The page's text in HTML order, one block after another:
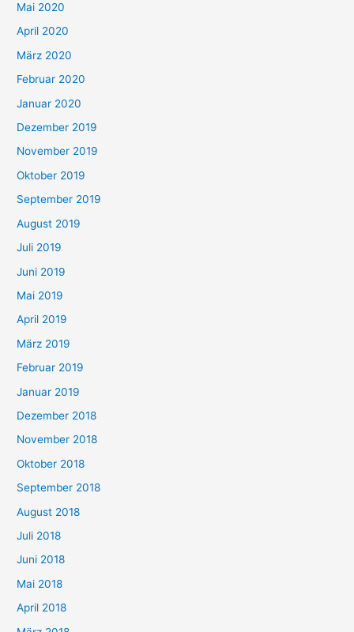
Mai 2020
April 2020
März 2020
Februar 2020
Januar 2020
Dezember 2019
November 2019
Oktober 2019
September 2019
August 2019
Juli 2019
Juni 2019
Mai 2019
April 2019
März 2019
Februar 2019
Januar 2019
Dezember 2018
November 2018
Oktober 2018
September 2018
August 2018
Juli 2018
Juni 2018
Mai 2018
April 2018